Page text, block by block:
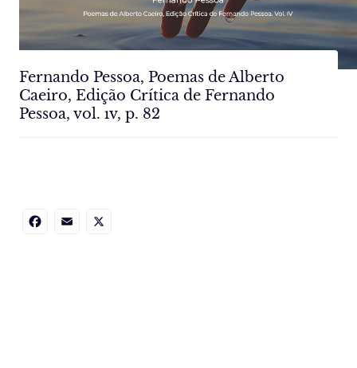
Fernando Pessoa, Poemas de Alberto
Caeiro, Edição Crítica de Fernando
Pessoa, vol. ıv, p. 82